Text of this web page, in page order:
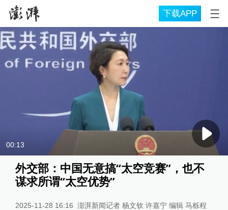
下载APP
00:13
外交部：中国无意搞“太空竞赛”，也不
谋求所谓“太空优势”
2025-11-28 16:16 澎湃新闻记者 杨文钦 许嘉宁 编辑 马栎程